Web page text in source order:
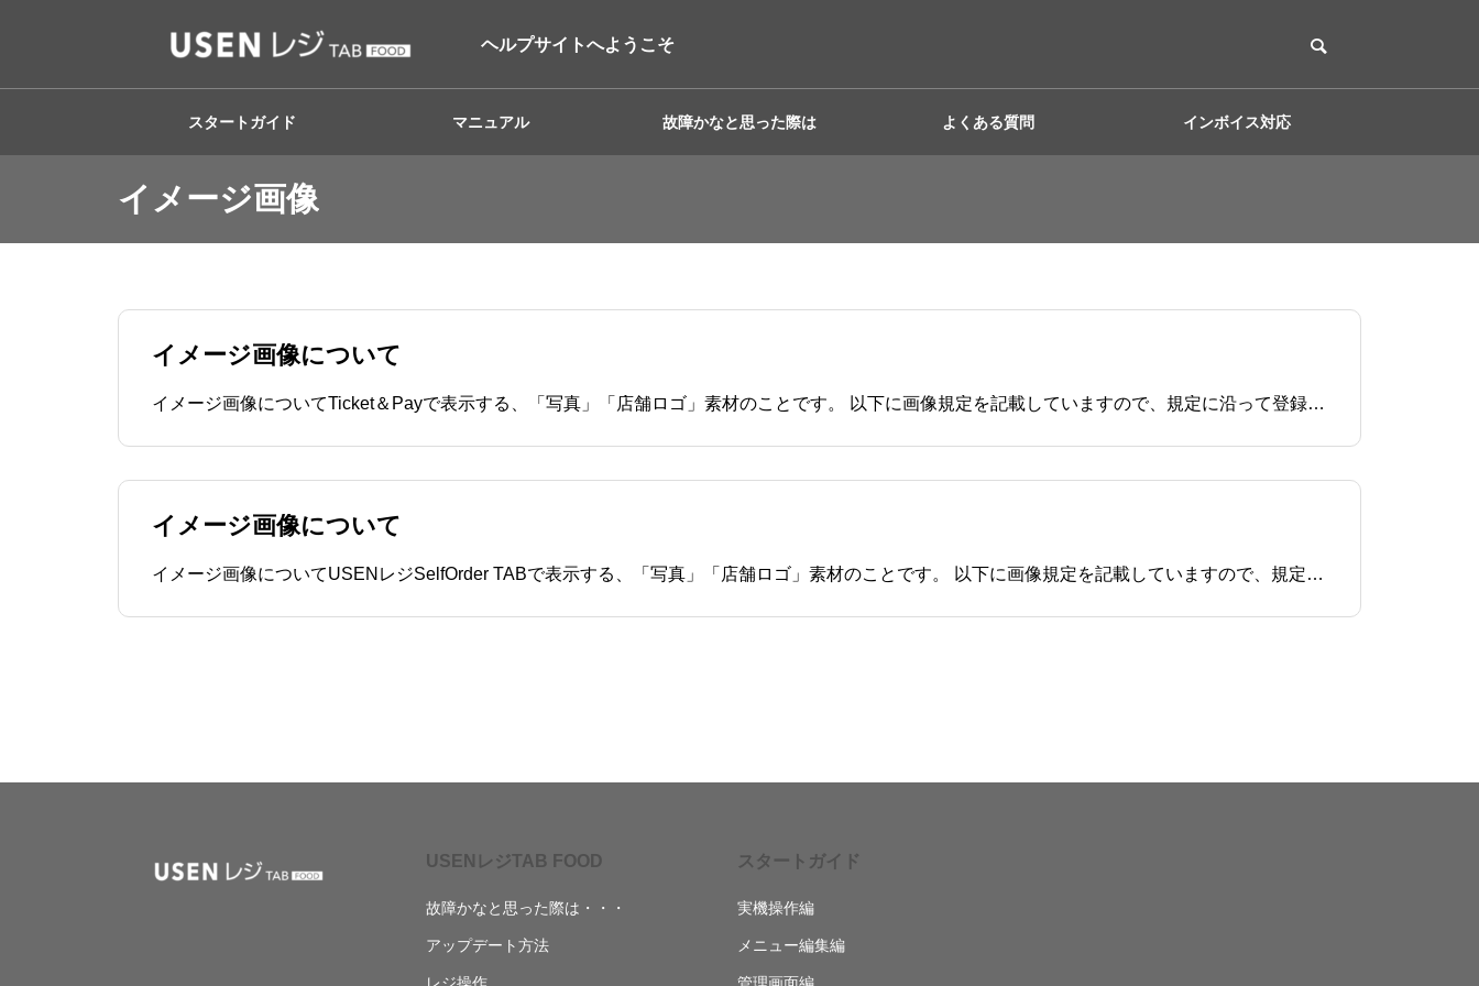
ヘルプサイトへようこそ
スタートガイド マニュアル 故障かなと思った際は よくある質問 インボイス対応
イメージ画像
イメージ画像について
イメージ画像についてTicket＆Payで表示する、「写真」「店舗ロゴ」素材のことです。 以下に画像規定を記載していますので、規定に沿って登録を行ってください。
イメージ画像について
イメージ画像についてUSENレジSelfOrder TABで表示する、「写真」「店舗ロゴ」素材のことです。 以下に画像規定を記載していますので、規定に沿って登録を行ってください。画像推奨サイズ iPad (10.2 inch)
USENレジTAB FOOD
故障かなと思った際は・・・
アップデート方法
スタートガイド
実機操作編
メニュー編集編